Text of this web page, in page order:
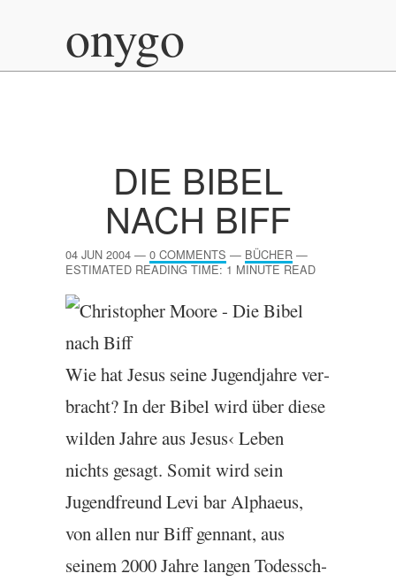
onygo
DIE BIBEL
NACH BIFF
04 JUN 2004 — 0 COMMENTS — BÜCHER —
ESTIMATED READING TIME: 1 MINUTE READ
Wie hat Jesus seine Jugend­jahre ver­
bracht? In der Bibel wird über diese
wilden Jahre aus Jesus‹ Leben
nichts gesagt. Somit wird sein
Jugend­fre­und Levi bar Alphaeus,
von allen nur Biff gen­nant, aus
seinem 2000 Jahre lan­gen Todessch­